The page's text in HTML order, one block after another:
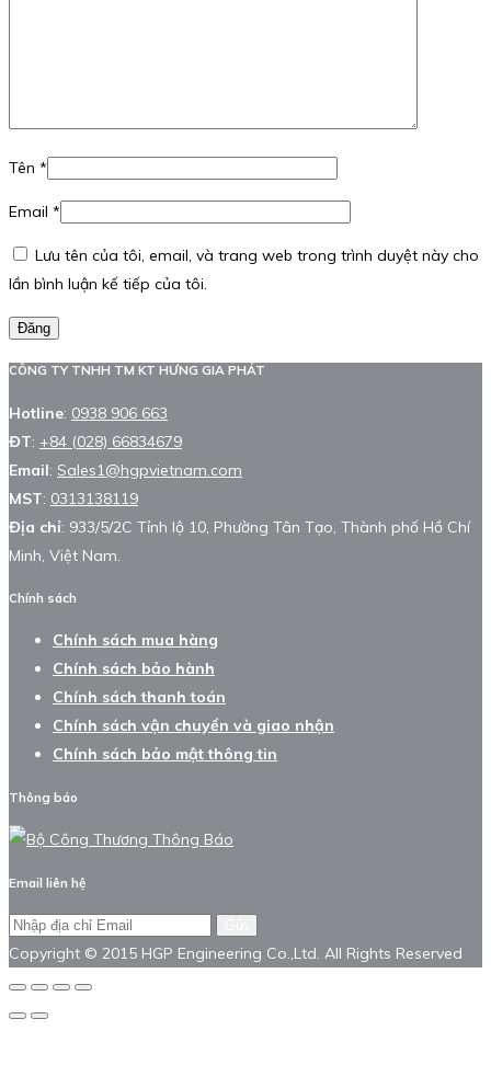
Tên *
Email *
Lưu tên của tôi, email, và trang web trong trình duyệt này cho
lần bình luận kế tiếp của tôi.
Đăng
CÔNG TY TNHH TM KT HƯNG GIA PHÁT
Hotline: 0938 906 663
ĐT: +84 (028) 66834679
Email: Sales1@hgpvietnam.com
MST: 0313138119
Địa chỉ: 933/5/2C Tỉnh lộ 10, Phường Tân Tạo, Thành phố Hồ Chí
Minh, Việt Nam.
Chính sách
Chính sách mua hàng
Chính sách bảo hành
Chính sách thanh toán
Chính sách vận chuyển và giao nhận
Chính sách bảo mật thông tin
Thông báo
Email liên hệ
Copyright © 2015 HGP Engineering Co.,Ltd. All Rights Reserved